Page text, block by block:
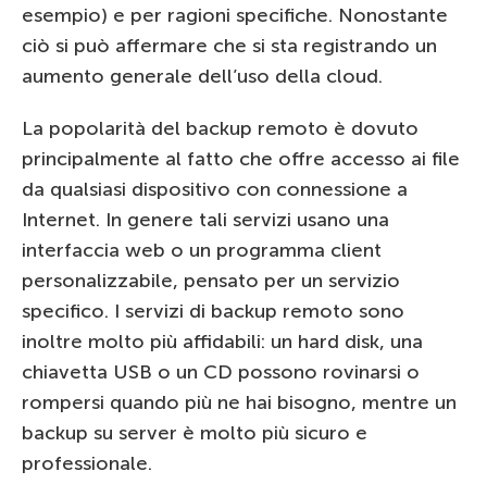
esempio) e per ragioni specifiche. Nonostante
ciò si può affermare che si sta registrando un
aumento generale dell’uso della cloud.
La popolarità del backup remoto è dovuto
principalmente al fatto che offre accesso ai file
da qualsiasi dispositivo con connessione a
Internet. In genere tali servizi usano una
interfaccia web o un programma client
personalizzabile, pensato per un servizio
specifico. I servizi di backup remoto sono
inoltre molto più affidabili: un hard disk, una
chiavetta USB o un CD possono rovinarsi o
rompersi quando più ne hai bisogno, mentre un
backup su server è molto più sicuro e
professionale.